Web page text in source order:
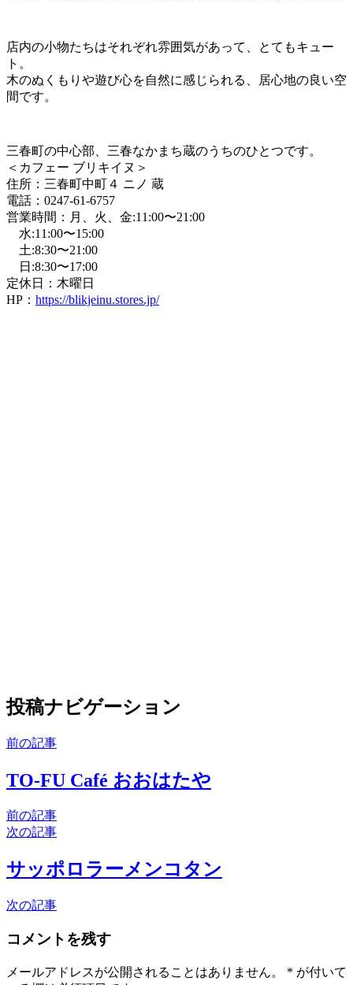
月）
店内の小物たちはそれぞれ雰囲気があって、とてもキュー
ト。
木のぬくもりや遊び心を自然に感じられる、居心地の良い空
間です。
三春町の中心部、三春なかまち蔵のうちのひとつです。
＜カフェー ブリキイヌ＞
住所：三春町中町４ ニノ 蔵
電話：0247-61-6757
営業時間：月、火、金:11:00〜21:00
水:11:00〜15:00
土:8:30〜21:00
日:8:30〜17:00
定休日：木曜日
HP： https://blikjeinu.stores.jp/
投稿ナビゲーション
前の記事
TO-FU Café おおはたや
前の記事
次の記事
サッポロラーメンコタン
次の記事
コメントを残す
メールアドレスが公開されることはありません。 * が付いて